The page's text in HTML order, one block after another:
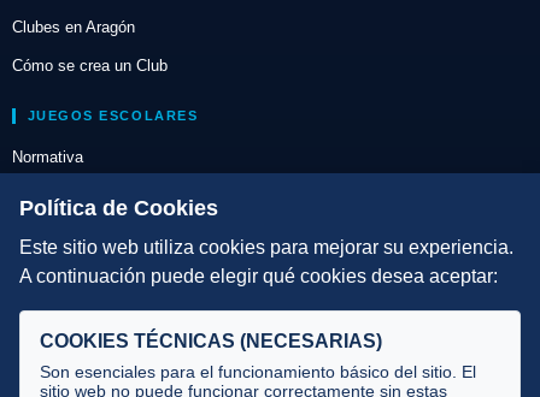
Clubes en Aragón
Cómo se crea un Club
JUEGOS ESCOLARES
Normativa
Escuelas de Triatlón
DIRECCIÓN TÉCNICA
Selecciones
Tecnificación
Política de Cookies
Este sitio web utiliza cookies para mejorar su experiencia.
A continuación puede elegir qué cookies desea aceptar:
COOKIES TÉCNICAS (NECESARIAS)
Son esenciales para el funcionamiento básico del sitio. El
sitio web no puede funcionar correctamente sin estas